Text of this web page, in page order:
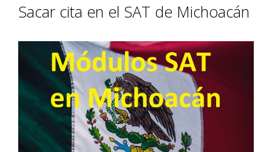
Sacar cita en el SAT de Michoacán